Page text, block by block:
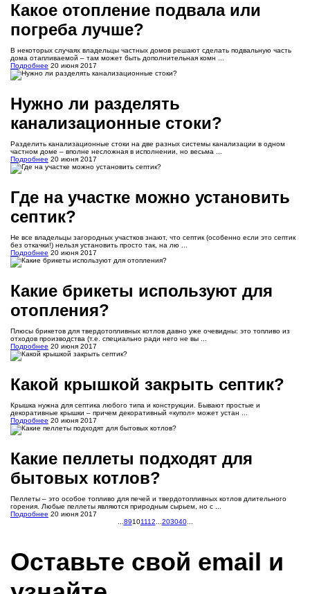
Какое отопление подвала или
погреба лучше?
В некоторых случаях владельцы частных домов решают сделать подвальную часть
дома отапливаемой – там может быть дополнительная комн ...
Подробнее 20 июня 2017
Нужно ли разделять
канализационные стоки?
Разделить канализационные стоки на две разных системы канализации в одном
частном доме – вполне несложная в исполнении, но весьма ...
Подробнее 20 июня 2017
Где на участке можно установить
септик?
Не все владельцы загородных участков знают, что септик (особенно если это септик
без откачки!) нельзя установить просто так, на лю ...
Подробнее 20 июня 2017
Какие брикеты используют для
отопления?
Плюсы брикетов для твердотопливных котлов давно уже очевидны: это топливо из
отходов производства (т.е. специально ради него не вы ...
Подробнее 20 июня 2017
Какой крышкой закрыть септик?
Крышка нужна для септика любого типа и конструкции. Бывают простые и
декоративные крышки – причем декоративный «купол» может устан ...
Подробнее 20 июня 2017
Какие пеллеты подходят для
бытовых котлов?
Пеллеты – это особое топливо для печей и твердотопливных котлов длительного
горения. Любые пеллеты являются природным сырьем, но с ...
Подробнее 20 июня 2017
89101112 203040...
Оставьте свой email и